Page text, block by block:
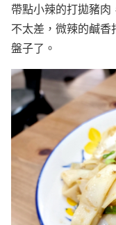
帶點小辣的打拋豬
不太差，微辣的鹹
盤子了。